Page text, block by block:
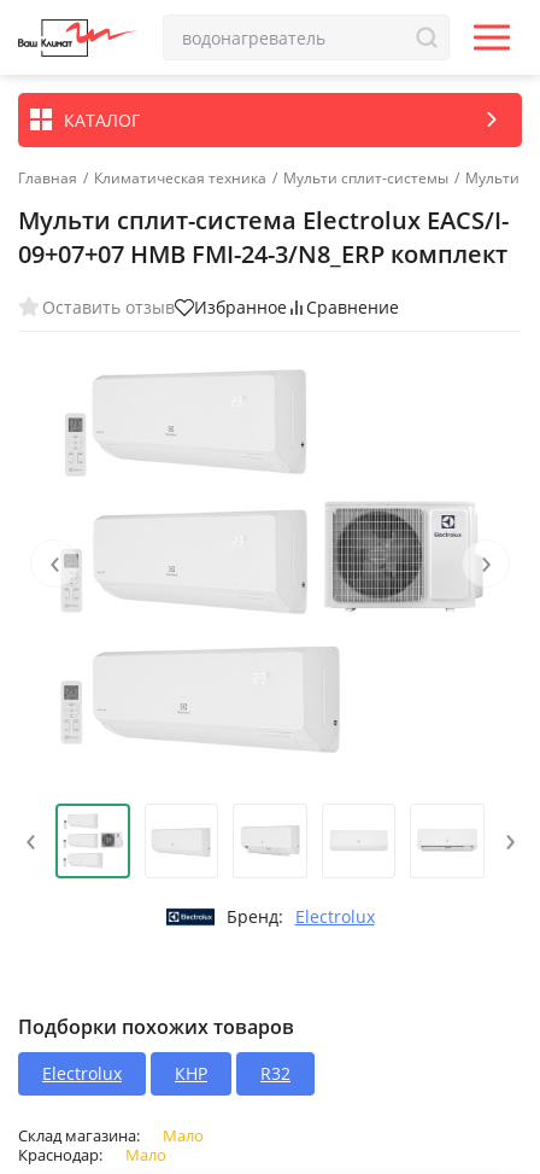
КАТАЛОГ
Главная / Климатическая техника / Мульти сплит-системы / Мульти
Мульти сплит-система Electrolux EACS/I-
09+07+07 НMB FMI-24-3/N8_ERP комплект
Оставить отзыв Избранное Сравнение
‹ ›
‹ ›
Бренд: Electrolux
Подборки похожих товаров
Electrolux КНР R32
Склад магазина:
Мало
Краснодар:
Мало